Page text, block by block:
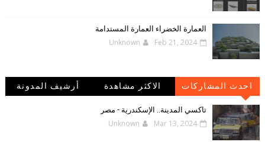
العمارة الخضراء العمارة المستدامة
Unknown Feb 21, 2024
احدث المشاركات الاكثر مشاهدة
أرشيف المدونة
تاكسي المدينة.. الإسكندرية - مصر
Unknown Mar 13, 2024